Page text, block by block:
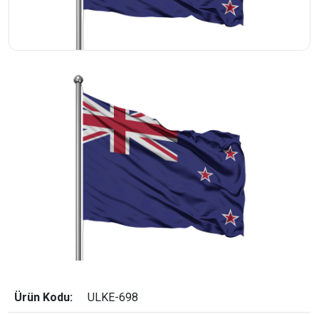
Ürün Kodu: ULKE-698